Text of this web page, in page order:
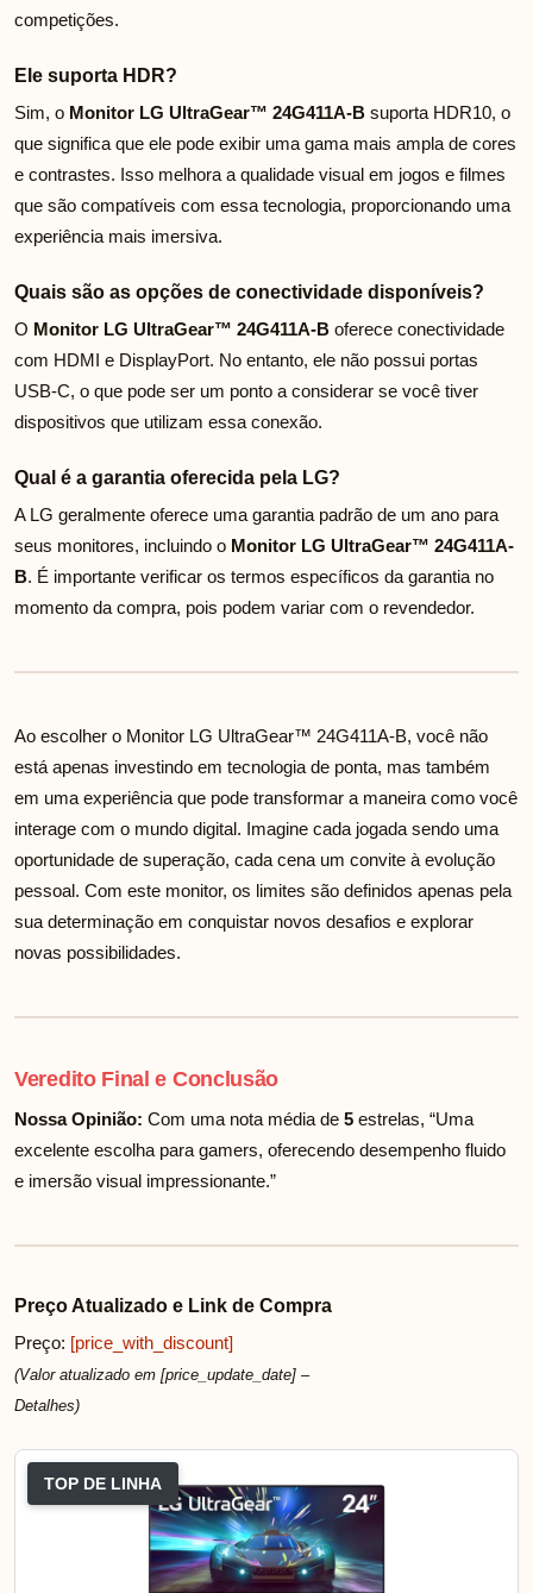
competições.
Ele suporta HDR?
Sim, o Monitor LG UltraGear™ 24G411A-B suporta HDR10, o
que significa que ele pode exibir uma gama mais ampla de cores
e contrastes. Isso melhora a qualidade visual em jogos e filmes
que são compatíveis com essa tecnologia, proporcionando uma
experiência mais imersiva.
Quais são as opções de conectividade disponíveis?
O Monitor LG UltraGear™ 24G411A-B oferece conectividade
com HDMI e DisplayPort. No entanto, ele não possui portas
USB-C, o que pode ser um ponto a considerar se você tiver
dispositivos que utilizam essa conexão.
Qual é a garantia oferecida pela LG?
A LG geralmente oferece uma garantia padrão de um ano para
seus monitores, incluindo o Monitor LG UltraGear™ 24G411A-
B. É importante verificar os termos específicos da garantia no
momento da compra, pois podem variar com o revendedor.
Ao escolher o Monitor LG UltraGear™ 24G411A-B, você não
está apenas investindo em tecnologia de ponta, mas também
em uma experiência que pode transformar a maneira como você
interage com o mundo digital. Imagine cada jogada sendo uma
oportunidade de superação, cada cena um convite à evolução
pessoal. Com este monitor, os limites são definidos apenas pela
sua determinação em conquistar novos desafios e explorar
novas possibilidades.
Veredito Final e Conclusão
Nossa Opinião: Com uma nota média de 5 estrelas, “Uma
excelente escolha para gamers, oferecendo desempenho fluido
e imersão visual impressionante.”
Preço Atualizado e Link de Compra
Preço: [price_with_discount]
(Valor atualizado em [price_update_date] –
Detalhes)
TOP DE LINHA